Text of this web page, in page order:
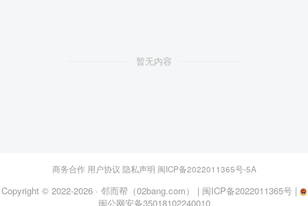
暂无内容
商务合作 用户协议 隐私声明 闽ICP备2022011365号-5A
Copyright © 2022-2026 · 邻而帮（02bang.com） | 闽ICP备2022011365号 |
闽公网安备35018102240010